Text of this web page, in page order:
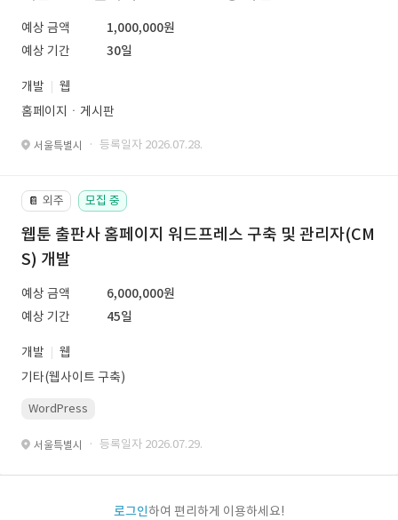
예상 금액
1,000,000원
예상 기간
30일
개발
웹
홈페이지ㆍ게시판
서울특별시 · 등록일자 2026.07.28.
📔 외주 모집 중
웹툰 출판사 홈페이지 워드프레스 구축 및 관리자(CM
S) 개발
예상 금액
6,000,000원
예상 기간
45일
개발
웹
기타(웹사이트 구축)
WordPress
서울특별시 · 등록일자 2026.07.29.
로그인하여 편리하게 이용하세요!